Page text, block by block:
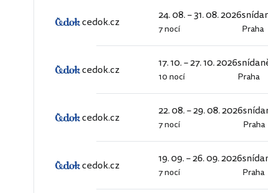
cedok.cz 24. 08. – 31. 08. 2026
7 nocí Praha
cedok.cz 17. 10. – 27. 10. 2026
10 nocí Praha
cedok.cz 22. 08. – 29. 08. 2026
7 nocí Praha
cedok.cz 19. 09. – 26. 09. 2026
7 nocí Praha